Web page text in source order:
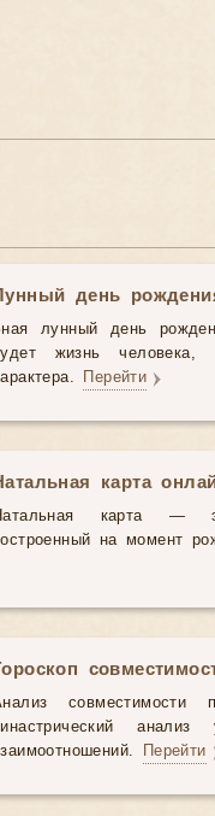
день
лунный день
жизнь человека,
Перейти
карта
карта —
на момент
совместимости
Перейти